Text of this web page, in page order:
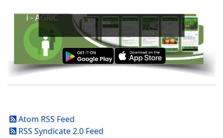
Atom RSS Feed
RSS Syndicate 2.0 Feed